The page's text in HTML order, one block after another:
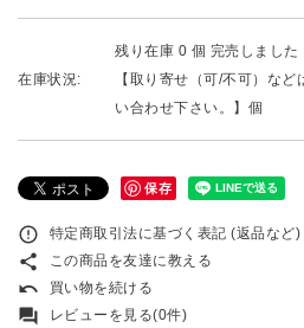
在庫状況:
残り在庫 0 個 完売しました
【取り寄せ（可/不可）など
い合わせ下さい。】個
保存
error_outline 特定商取引法に基づく表記 (返品など)
share この商品を友達に教える
undo 買い物を続ける
forum レビューを見る(0件)